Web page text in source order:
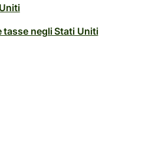
negli Stati Uniti